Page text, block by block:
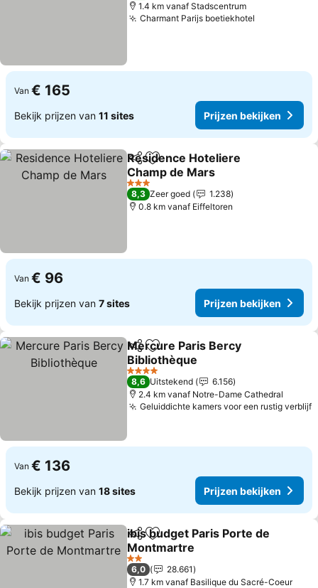
1.4 km vanaf Stadscentrum
Charmant Parijs boetiekhotel
Van € 165
Bekijk prijzen van 11 sites Prijzen bekijken
DelenToevoegen aan favorieten
Residence Hoteliere
Champ de Mars
3 Sterren
8,3 Zeer goed
1.238
0.8 km vanaf Eiffeltoren
Van € 96
Bekijk prijzen van 7 sites Prijzen bekijken
DelenToevoegen aan favorieten
Mercure Paris Bercy
Bibliothèque
4 Sterren
8,6 Uitstekend
6.156
2.4 km vanaf Notre-Dame Cathedral
Geluiddichte kamers voor een rustig verblijf
Van € 136
Bekijk prijzen van 18 sites Prijzen bekijken
DelenToevoegen aan favorieten
ibis budget Paris Porte de
Montmartre
2 Sterren
6,0
28.661
1.7 km vanaf Basilique du Sacré-Coeur